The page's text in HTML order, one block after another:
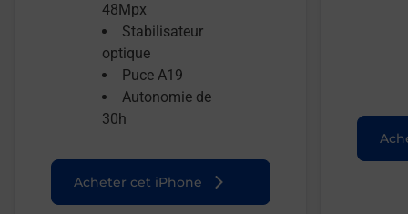
48Mpx
Stabilisateur
optique
Puce A19
Autonomie de
30h
Acheter cet iPhone